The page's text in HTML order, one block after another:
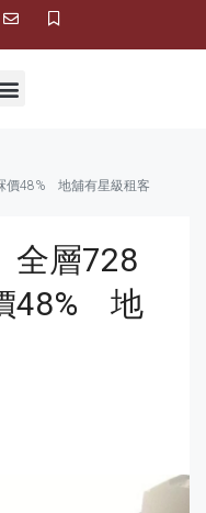
價48% 地舖有星級租客
全層728
48% 地